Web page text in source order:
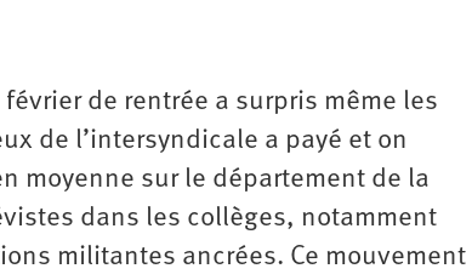
de rentrée a surpris même les
de l’intersyndicale a payé et on
moyenne sur le département de la
dans les collèges, notamment
militantes ancrées. Ce mouvement